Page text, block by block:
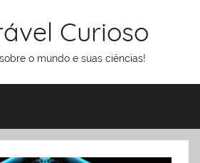
Curioso
o mundo e suas ciências!